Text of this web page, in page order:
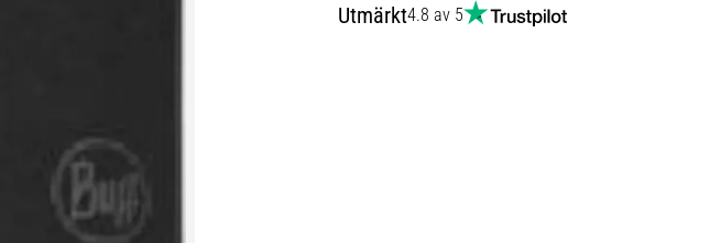
Utmärkt4.8 av 5